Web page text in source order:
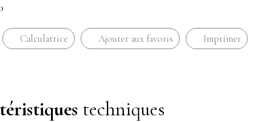
Calculatrice Ajouter aux favoris Imprimer
techniques